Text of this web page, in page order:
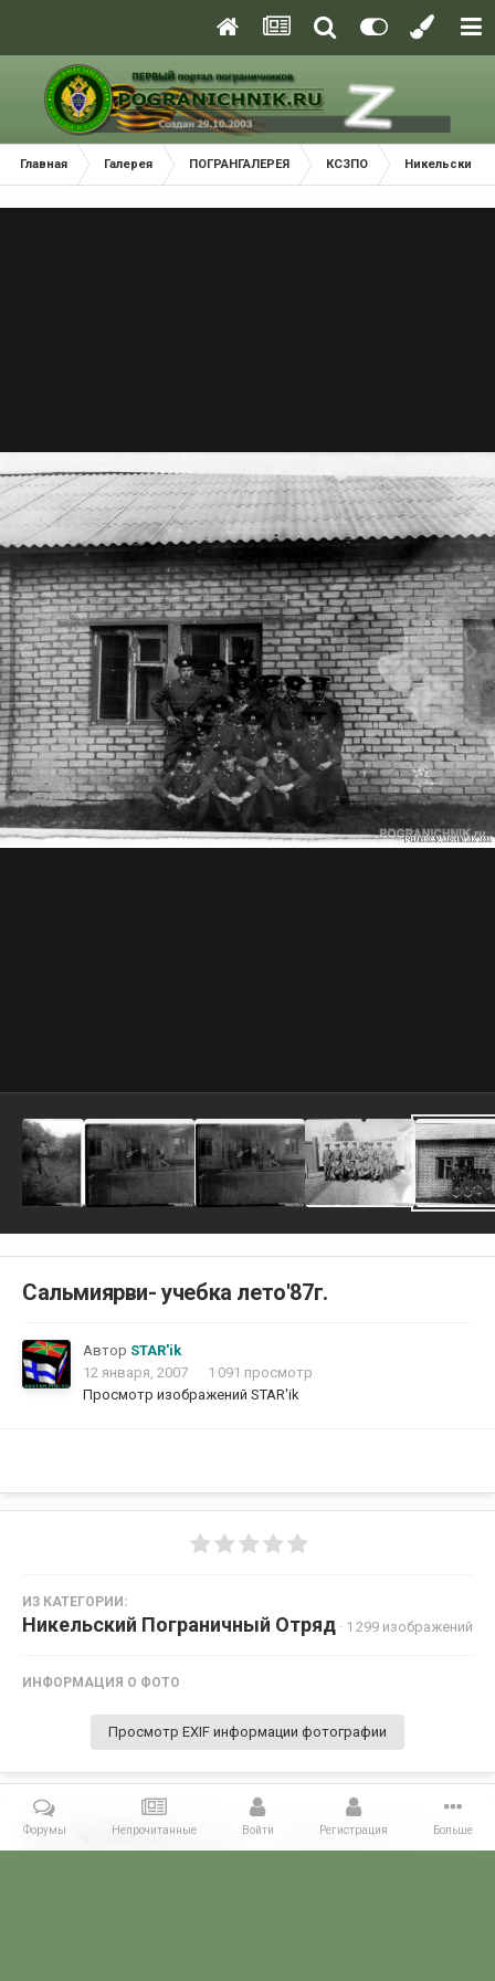
Главная Галерея ПОГРАНГАЛЕРЕЯ КСЗПО Никельский
Сальмиярви- учебка лето'87г.
Автор STAR'ik
12 января, 2007
1 091 просмотр
Просмотр изображений STAR'ik
ИЗ КАТЕГОРИИ:
Никельский Пограничный Отряд · 1 299 изображений
ИНФОРМАЦИЯ О ФОТО
Просмотр EXIF информации фотографии
Поделиться Подписчики 0
Форумы Непрочитанные Войти Регистрация Больше